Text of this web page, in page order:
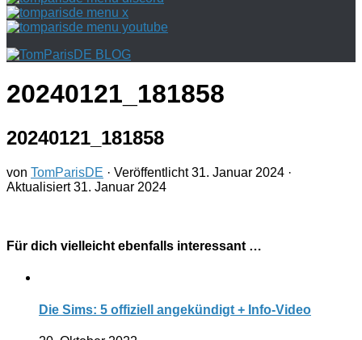
20240121_181858
20240121_181858
von TomParisDE · Veröffentlicht31. Januar 2024 ·
Aktualisiert31. Januar 2024
Für dich vielleicht ebenfalls interessant …
Die Sims: 5 offiziell angekündigt + Info-Video